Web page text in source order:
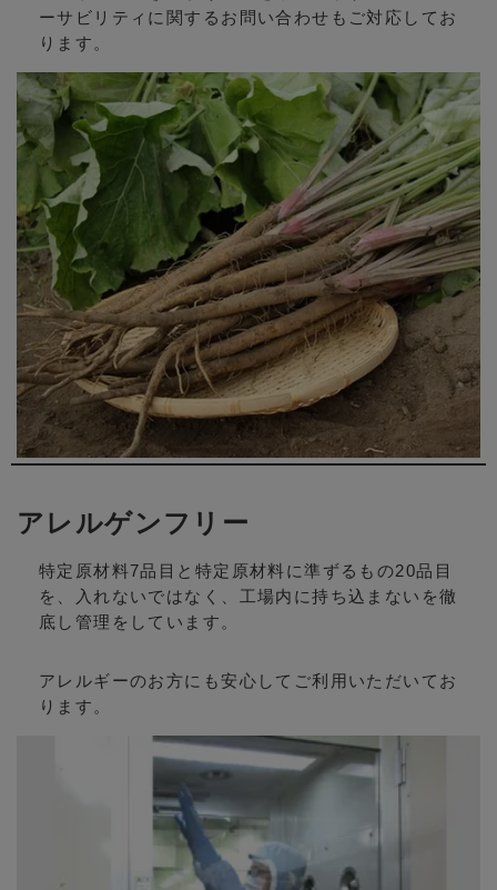
ーサビリティに関するお問い合わせもご対応してお
ります。
アレルゲンフリー
特定原材料7品目と特定原材料に準ずるもの20品目
を、入れないではなく、工場内に持ち込まないを徹
底し管理をしています。
アレルギーのお方にも安心してご利用いただいてお
ります。